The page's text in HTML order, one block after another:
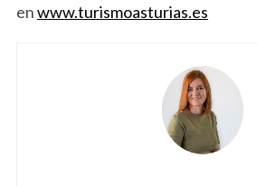
enwww.turismoasturias.es